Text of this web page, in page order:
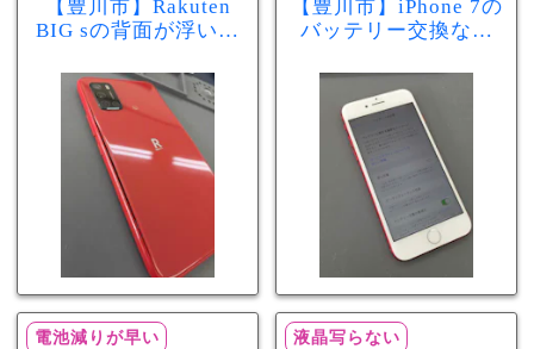
【豊川市】Rakuten
BIG sの背面が浮いて
リー膨張のサインか
もしれません！バッ
テリー交換修理事例
【豊川市】iPhone 7の
バッテリー交換なら
最大容量70％で電池
の減りが早い症状も
当日60分で改善
電池減りが早い 液晶写らない